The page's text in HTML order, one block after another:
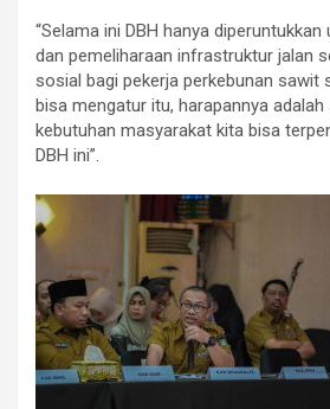
“Selama ini DBH hanya
dan pemeliharaan infrastruktur jalan
sosial bagi pekerja perkebunan sawit
bisa mengatur itu, harapannya
kebutuhan masyarakat kita bisa
DBH ini”.